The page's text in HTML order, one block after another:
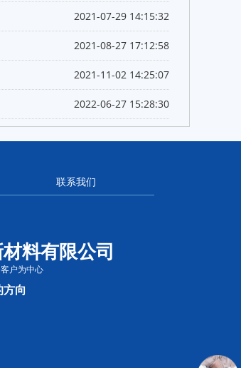
2021-07-29 14:15:32
2021-08-27 17:12:58
2021-11-02 14:25:07
2022-06-27 15:28:30
联系我们
料有限公司
户为中心
向